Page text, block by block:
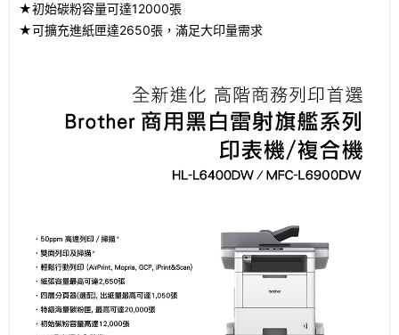
★初始碳粉容量可達12000張
★可擴充進紙匣達2650張，滿足大印量需求